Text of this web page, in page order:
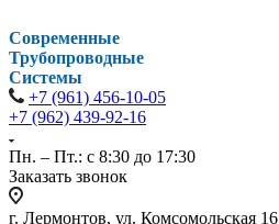
Современные
Трубопроводные
Системы
+7 (961) 456-10-05
+7 (962) 439-92-16
Пн. – Пт.: с 8:30 до 17:30
Заказать звонок
г. Лермонтов, ул. Комсомольская 16